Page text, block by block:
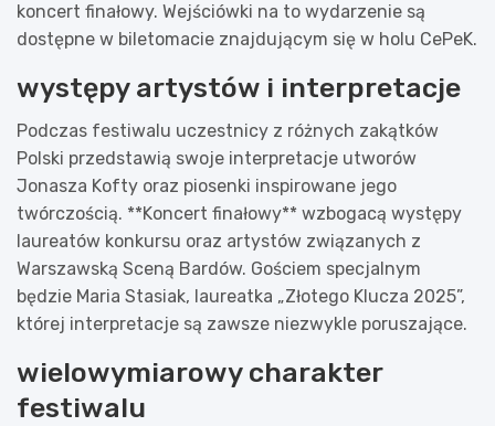
koncert finałowy. Wejściówki na to wydarzenie są
dostępne w biletomacie znajdującym się w holu CePeK.
występy artystów i interpretacje
Podczas festiwalu uczestnicy z różnych zakątków
Polski przedstawią swoje interpretacje utworów
Jonasza Kofty oraz piosenki inspirowane jego
twórczością. **Koncert finałowy** wzbogacą występy
laureatów konkursu oraz artystów związanych z
Warszawską Sceną Bardów. Gościem specjalnym
będzie Maria Stasiak, laureatka „Złotego Klucza 2025”,
której interpretacje są zawsze niezwykle poruszające.
wielowymiarowy charakter
festiwalu